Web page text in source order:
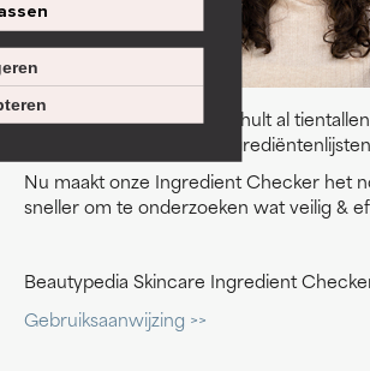
Ons team van experts onthult al
waarheid achter lange
Nu maakt onze Ingredient Checker het
sneller om te onderzoeken wat veilig &
Beautypedia Skincare Ingredient
Gebruiksaanwijzing